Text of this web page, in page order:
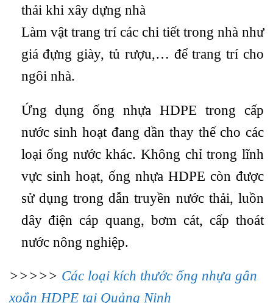
thải khi xây dựng nhà
Làm vật trang trí các chi tiết trong nhà như
giá đựng giày, tủ rượu,… để trang trí cho
ngôi nhà.
Ứng dụng ống nhựa HDPE trong cấp
nước sinh hoạt đang dần thay thế cho các
loại ống nước khác. Không chỉ trong lĩnh
vực sinh hoạt, ống nhựa HDPE còn được
sử dụng trong dẫn truyền nước thải, luồn
dây điện cáp quang, bơm cát, cấp thoát
nước nông nghiệp.
>>>>> Các loại kích thước ống nhựa gân
xoắn HDPE tại Quảng Ninh